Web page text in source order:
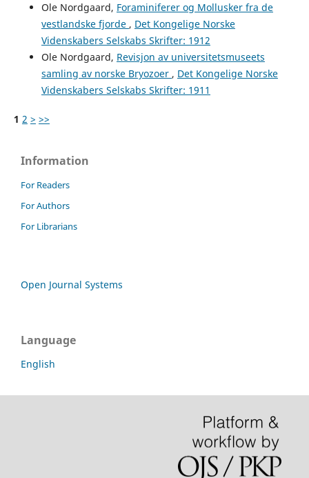
Ole Nordgaard, Foraminiferer og Mollusker fra de
vestlandske fjorde , Det Kongelige Norske
Videnskabers Selskabs Skrifter: 1912
Ole Nordgaard, Revisjon av universitetsmuseets
samling av norske Bryozoer , Det Kongelige Norske
Videnskabers Selskabs Skrifter: 1911
1 2 > >>
Information
For Readers
For Authors
For Librarians
Open Journal Systems
Language
English